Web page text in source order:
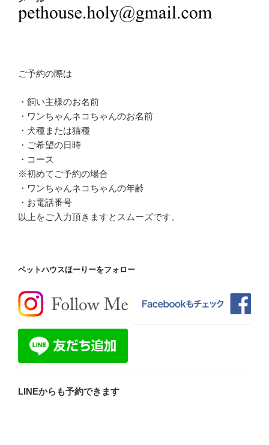
ご予約の際は
・飼い主様のお名前
・ワンちゃんネコちゃんのお名前
・犬種または猫種
・ご希望の日時
・コース
※初めてご予約の場合
・ワンちゃんネコちゃんの年齢
・お電話番号
以上をご入力頂きますとスムーズです。
ペットハウスほーりーをフォロー
LINEからも予約できます